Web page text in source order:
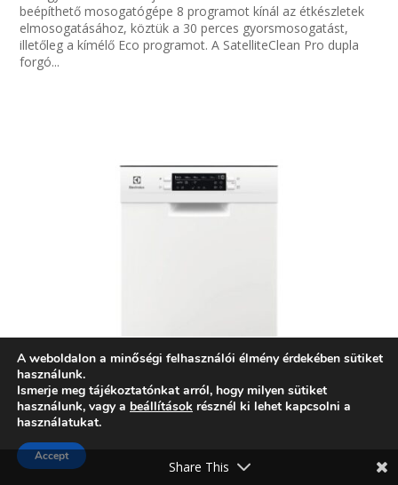
beépíthető mosogatógépe 8 programot kínál az étkészletek
elmosogatásához, köztük a 30 perces gyorsmosogatást,
illetőleg a kímélő Eco programot. A SatelliteClean Pro dupla
forgó...
A weboldalon a minőségi felhasználói élmény érdekében sütiket
használunk.
Ismerje meg tájékoztatónkat arról, hogy milyen sütiket
használunk, vagy a beállítások résznél ki lehet kapcsolni a
használatukat.
Accept
Share This